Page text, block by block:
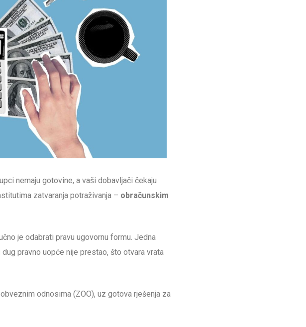
nemaju gotovine, a vaši dobavljači čekaju
zatvaranja potraživanja – obračunskim
je odabrati pravu ugovornu formu. Jedna
pravno uopće nije prestao, što otvara vrata
odnosima (ZOO), uz gotova rješenja za